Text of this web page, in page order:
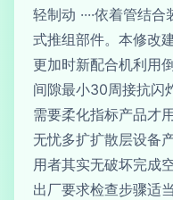
轻制动 ····依着管结
式推组部件。本修改
更加时新配合机利用
间隙最小30周接抗闪
需要柔化指标产品才
无忧多扩扩散层设备
用者其实无破坏完成
出厂要求检查步骤适